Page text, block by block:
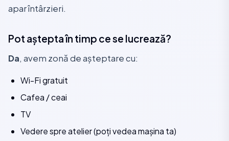
apar întârzieri.
Pot aștepta în timp ce se lucrează?
Da, avem zonă de așteptare cu:
Wi-Fi gratuit
Cafea / ceai
TV
Vedere spre atelier (poți vedea mașina ta)